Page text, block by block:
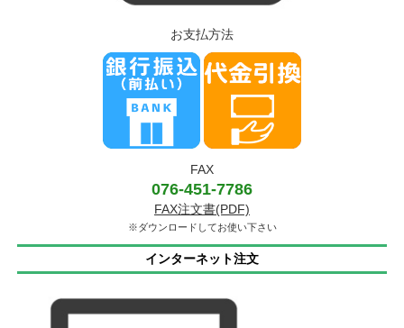
お支払方法
FAX
076-451-7786
FAX注文書(PDF)
※ダウンロードしてお使い下さい
インターネット注文